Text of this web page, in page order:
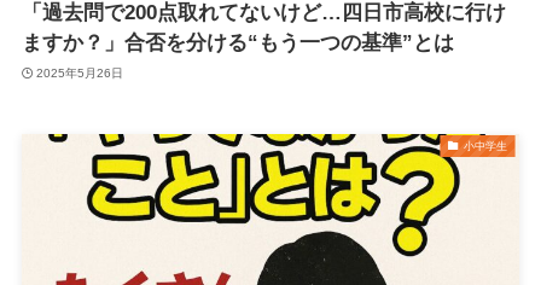
「過去問で200点取れてないけど…四日市高校に行け
ますか？」合否を分ける“もう一つの基準”とは
2025年5月26日
小中学生